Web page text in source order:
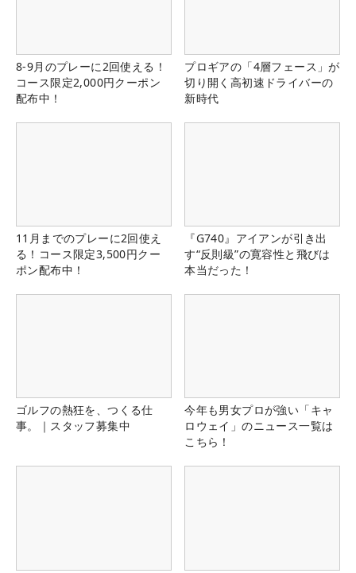
8-9月のプレーに2回使える！
コース限定2,000円クーポン
配布中！
プロギアの「4層フェース」が
切り開く高初速ドライバーの
新時代
11月までのプレーに2回使え
る！コース限定3,500円クー
ポン配布中！
『G740』アイアンが引き出
す“反則級”の寛容性と飛びは
本当だった！
ゴルフの熱狂を、つくる仕
事。｜スタッフ募集中
今年も男女プロが強い「キャ
ロウェイ」のニュース一覧は
こちら！